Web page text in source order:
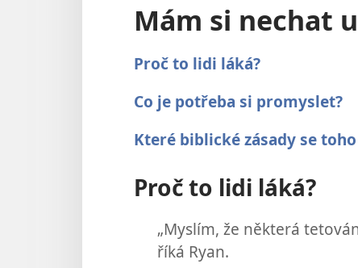
Mám si nechat
Proč to lidi láká?
Co je potřeba si promyslet?
Které biblické zásady se
Proč to lidi láká?
„Myslím, že některá
říká Ryan.